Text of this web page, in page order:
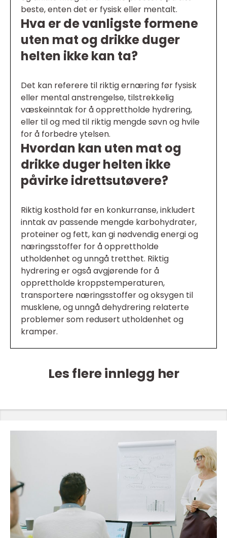
beste, enten det er fysisk eller mentalt.
Hva er de vanligste formene
uten mat og drikke duger
helten ikke kan ta?
Det kan referere til riktig ernæring før fysisk
eller mental anstrengelse, tilstrekkelig
væskeinntak for å opprettholde hydrering,
eller til og med til riktig mengde søvn og hvile
for å forbedre ytelsen.
Hvordan kan uten mat og
drikke duger helten ikke
påvirke idrettsutøvere?
Riktig kosthold før en konkurranse, inkludert
inntak av passende mengde karbohydrater,
proteiner og fett, kan gi nødvendig energi og
næringsstoffer for å opprettholde
utholdenhet og unngå tretthet. Riktig
hydrering er også avgjørende for å
opprettholde kroppstemperaturen,
transportere næringsstoffer og oksygen til
musklene, og unngå dehydrering relaterte
problemer som redusert utholdenhet og
kramper.
Les flere innlegg her